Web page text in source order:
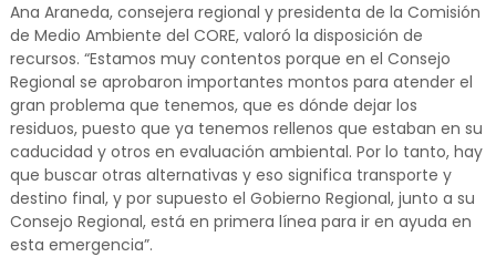
Ana Araneda, consejera regional y presidenta de la Comisión
de Medio Ambiente del CORE, valoró la disposición de
recursos. “Estamos muy contentos porque en el Consejo
Regional se aprobaron importantes montos para atender el
gran problema que tenemos, que es dónde dejar los
residuos, puesto que ya tenemos rellenos que estaban en su
caducidad y otros en evaluación ambiental. Por lo tanto, hay
que buscar otras alternativas y eso significa transporte y
destino final, y por supuesto el Gobierno Regional, junto a su
Consejo Regional, está en primera línea para ir en ayuda en
esta emergencia”.